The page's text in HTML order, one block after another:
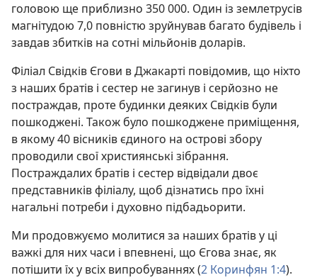
головою ще приблизно 350 000. Один із землетрусів
магнітудою 7,0 повністю зруйнував багато будівель і
завдав збитків на сотні мільйонів доларів.
Філіал Свідків Єгови в Джакарті повідомив, що ніхто
з наших братів і сестер не загинув і серйозно не
постраждав, проте будинки деяких Свідків були
пошкоджені. Також було пошкоджене приміщення,
в якому 40 вісників єдиного на острові збору
проводили свої християнські зібрання.
Постраждалих братів і сестер відвідали двоє
представників філіалу, щоб дізнатись про їхні
нагальні потреби і духовно підбадьорити.
Ми продовжуємо молитися за наших братів у ці
важкі для них часи і впевнені, що Єгова знає, як
потішити їх у всіх випробуваннях (2 Коринфян 1:4).